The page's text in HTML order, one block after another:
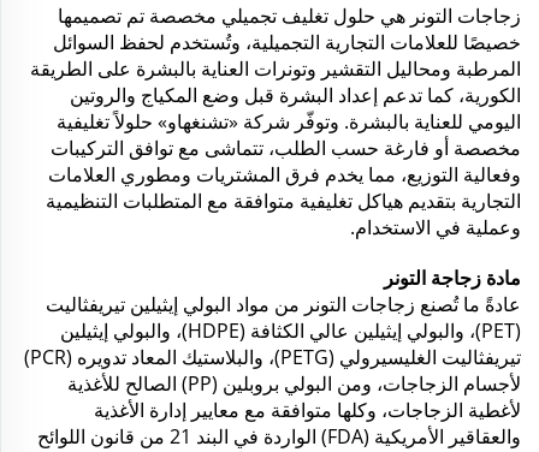
زجاجات التونر هي حلول تغليف تجميلي مخصصة تم تصميمها
خصيصًا للعلامات التجارية التجميلية، وتُستخدم لحفظ السوائل
المرطبة ومحاليل التقشير وتونرات العناية بالبشرة على الطريقة
الكورية، كما تدعم إعداد البشرة قبل وضع المكياج والروتين
اليومي للعناية بالبشرة. وتوفّر شركة «تشنغهاو» حلولاً تغليفية
مخصصة أو فارغة حسب الطلب، تتماشى مع توافق التركيبات
وفعالية التوزيع، مما يخدم فرق المشتريات ومطوري العلامات
التجارية بتقديم هياكل تغليفية متوافقة مع المتطلبات التنظيمية
وعملية في الاستخدام.
مادة زجاجة التونر
عادةً ما تُصنع زجاجات التونر من مواد البولي إيثيلين تيريفثاليت
(PET)، والبولي إيثيلين عالي الكثافة (HDPE)، والبولي إيثيلين
تيريفثاليت الغليسيرولي (PETG)، والبلاستيك المعاد تدويره (PCR)
لأجسام الزجاجات، ومن البولي بروبلين (PP) الصالح للأغذية
لأغطية الزجاجات، وكلها متوافقة مع معايير إدارة الأغذية
والعقاقير الأمريكية (FDA) الواردة في البند 21 من قانون اللوائح